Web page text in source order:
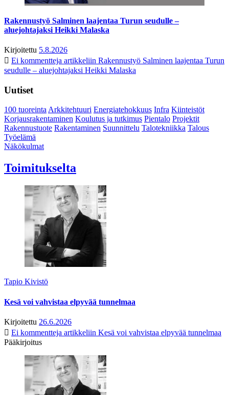
Rakennustyö Salminen laajentaa Turun seudulle –
aluejohtajaksi Heikki Malaska
Kirjoitettu 5.8.2026
Ei kommentteja artikkeliin Rakennustyö Salminen laajentaa Turun
seudulle – aluejohtajaksi Heikki Malaska
Uutiset
100 tuoreintaArkkitehtuuri Energiatehokkuus Infra Kiinteistöt
Korjausrakentaminen Koulutus ja tutkimus Pientalo Projektit
Rakennustuote Rakentaminen Suunnittelu Talotekniikka Talous
Työelämä
Näkökulmat
Toimitukselta
Tapio Kivistö
Kesä voi vahvistaa elpyvää tunnelmaa
Kirjoitettu 26.6.2026
Ei kommentteja artikkeliin Kesä voi vahvistaa elpyvää tunnelmaa
Pääkirjoitus